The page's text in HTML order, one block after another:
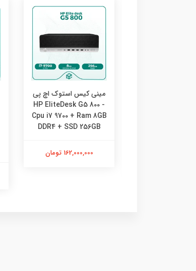
مینی کیس استوک اچ پی
HP EliteDesk G5 800 -
Cpu i7 9700 + Ram 8GB
DDR4 + SSD 256GB
162,000,000 تومان